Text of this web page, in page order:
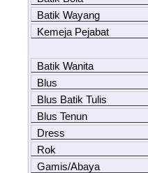
Batik Wayang
Kemeja Pejabat
Batik Wanita
Blus
Blus Batik Tulis
Blus Tenun
Dress
Rok
Gamis/Abaya